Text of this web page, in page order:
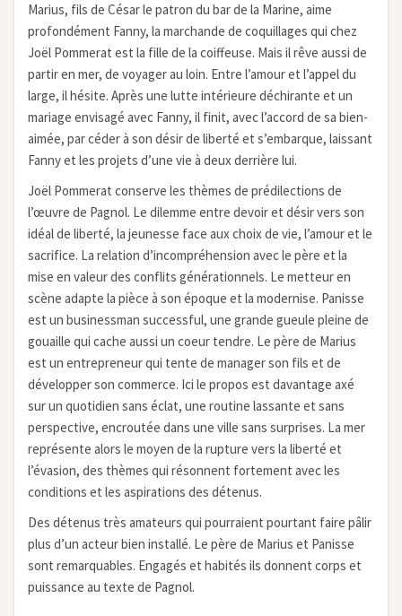
Marius, fils de César le patron du bar de la Marine, aime
profondément Fanny, la marchande de coquillages qui chez
Joël Pommerat est la fille de la coiffeuse. Mais il rêve aussi de
partir en mer, de voyager au loin. Entre l’amour et l’appel du
large, il hésite. Après une lutte intérieure déchirante et un
mariage envisagé avec Fanny, il finit, avec l’accord de sa bien-
aimée, par céder à son désir de liberté et s’embarque, laissant
Fanny et les projets d’une vie à deux derrière lui.
Joël Pommerat conserve les thèmes de prédilections de
l’œuvre de Pagnol. Le dilemme entre devoir et désir vers son
idéal de liberté, la jeunesse face aux choix de vie, l’amour et le
sacrifice. La relation d’incompréhension avec le père et la
mise en valeur des conflits générationnels. Le metteur en
scène adapte la pièce à son époque et la modernise. Panisse
est un businessman successful, une grande gueule pleine de
gouaille qui cache aussi un coeur tendre. Le père de Marius
est un entrepreneur qui tente de manager son fils et de
développer son commerce. Ici le propos est davantage axé
sur un quotidien sans éclat, une routine lassante et sans
perspective, encroutée dans une ville sans surprises. La mer
représente alors le moyen de la rupture vers la liberté et
l’évasion, des thèmes qui résonnent fortement avec les
conditions et les aspirations des détenus.
Des détenus très amateurs qui pourraient pourtant faire pâlir
plus d’un acteur bien installé. Le père de Marius et Panisse
sont remarquables. Engagés et habités ils donnent corps et
puissance au texte de Pagnol.